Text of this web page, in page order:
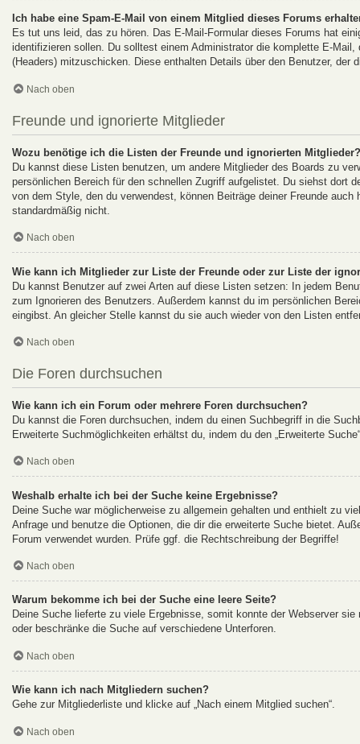
Ich habe eine Spam-E-Mail von einem Mitglied dieses Forums
Es tut uns leid, das zu hören. Das E-Mail-Formular dieses Forums hat
identifizieren sollen. Du solltest einem Administrator die komplette E-
(Headers) mitzuschicken. Diese enthalten Details über den Benutzer,
Nach oben
Freunde und ignorierte Mitglieder
Wozu benötige ich die Listen der Freunde und ignorierten Mitglieder?
Du kannst diese Listen benutzen, um andere Mitglieder des Boards zu
persönlichen Bereich für den schnellen Zugriff aufgelistet. Du siehst dort
von dem Style, den du verwendest, können Beiträge deiner Freunde
standardmäßig nicht.
Nach oben
Wie kann ich Mitglieder zur Liste der Freunde oder zur Liste der
Du kannst Benutzer auf zwei Arten auf diese Listen setzen: In jedem
zum Ignorieren des Benutzers. Außerdem kannst du im persönlichen
eingibst. An gleicher Stelle kannst du sie auch wieder von den Listen
Nach oben
Die Foren durchsuchen
Wie kann ich ein Forum oder mehrere Foren durchsuchen?
Du kannst die Foren durchsuchen, indem du einen Suchbegriff in die
Erweiterte Suchmöglichkeiten erhältst du, indem du den „Erweiterte
Nach oben
Weshalb erhalte ich bei der Suche keine Ergebnisse?
Deine Suche war möglicherweise zu allgemein gehalten und enthielt zu
Anfrage und benutze die Optionen, die dir die erweiterte Suche bietet.
Forum verwendet wurden. Prüfe ggf. die Rechtschreibung der Begriffe!
Nach oben
Warum bekomme ich bei der Suche eine leere Seite?
Deine Suche lieferte zu viele Ergebnisse, somit konnte der Webserver
oder beschränke die Suche auf verschiedene Unterforen.
Nach oben
Wie kann ich nach Mitgliedern suchen?
Gehe zur Mitgliederliste und klicke auf „Nach einem Mitglied suchen“.
Nach oben